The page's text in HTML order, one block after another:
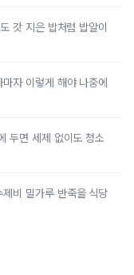
갓 지은 밥처럼 밥알이
자 이렇게 해야 나중에
두면 세제 없이도 청소
비 밀가루 반죽을 식당